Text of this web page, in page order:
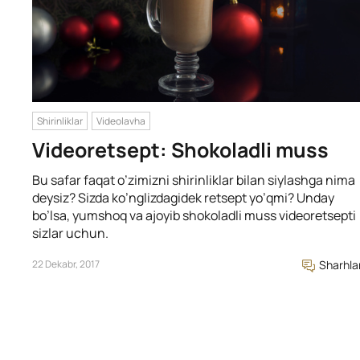
Shirinliklar Videolavha
Videoretsept: Shokoladli muss
Bu safar faqat o’zimizni shirinliklar bilan siylashga nima
deysiz? Sizda ko’nglizdagidek retsept yo’qmi? Unday
bo’lsa, yumshoq va ajoyib shokoladli muss videoretsepti
sizlar uchun.
22 Dekabr, 2017